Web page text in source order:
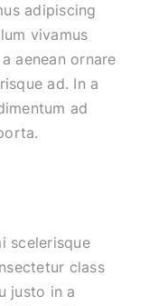
adipiscing
vivamus
aenean ornare
ad. In a
ad
scelerisque
class
justo in a